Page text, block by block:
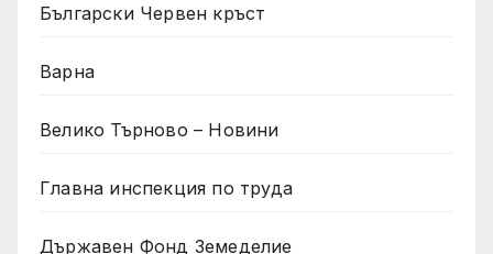
Български Червен кръст
Варна
Велико Търново – Новини
Главна инспекция по труда
Държавен Фонд Земеделие